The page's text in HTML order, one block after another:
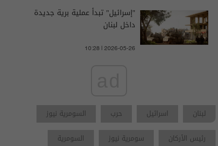
"إسرائيل" تبدأ عملية برية جديدة
داخل لبنان
10:28 | 2026-05-26
لبنان اسرائيل حرب
السومرية نيوز
رئيس الأركان
سومرية نيوز
السومرية